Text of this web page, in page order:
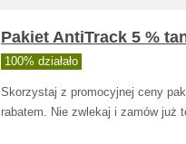
Pakiet AntiTrack 5 %
100% działało
Skorzystaj z promocyjnej ceny
rabatem. Nie zwlekaj i zamów już